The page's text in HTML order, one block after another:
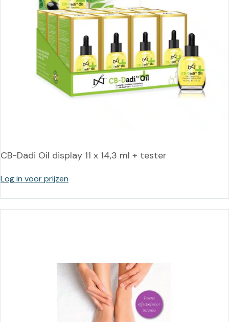
CB-Dadi Oil display 11 x 14,3 ml + tester
Log in voor prijzen